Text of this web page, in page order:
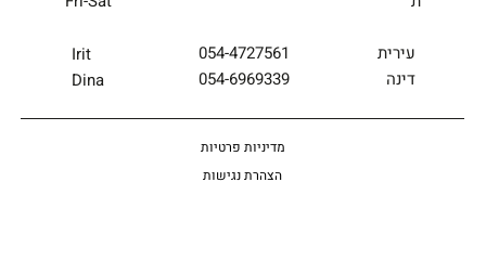
Irit
Dina
054-4727561
054-6969339
עירית
דינה
מדיניות פרטיות
הצהרת נגישות